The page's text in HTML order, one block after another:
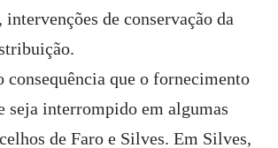
intervenções de conservação da
consequência que o fornecimento
seja interrompido em algumas
de Faro e Silves. Em Silves,